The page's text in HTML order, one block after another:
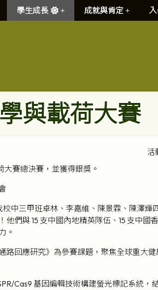
學生成長 成就與肯定
與載荷大賽
活
賽總決賽，並獲得銀獎。
中三甲班卓林、李嘉維、陳景霖、陳澤輝
們與 15 支中國內地精英隊伍、15 支中國
。
回應研究》為參賽課題，聚焦全球重大
Cas9 基因編輯技術構建螢光標記系統，